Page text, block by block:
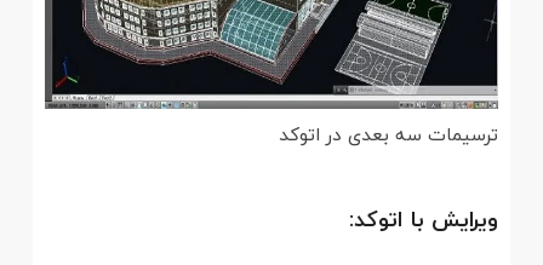
ترسیمات سه بعدی در اتوکد
ویرایش با اتوکد: